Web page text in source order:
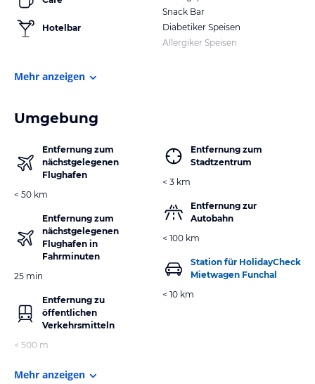
Hotelbar
Snack Bar
Diabetiker Speisen
Allergiker Speisen
Mehr anzeigen
Umgebung
Entfernung zum
nächstgelegenen
Flughafen
< 50 km
Entfernung zum
nächstgelegenen
Flughafen in
Fahrminuten
25 min
Entfernung zu
öffentlichen
Verkehrsmitteln
< 500 m
Entfernung zum
Stadtzentrum
< 3 km
Entfernung zur
Autobahn
< 100 km
Station für HolidayCheck
Mietwagen Funchal
< 10 km
Mehr anzeigen